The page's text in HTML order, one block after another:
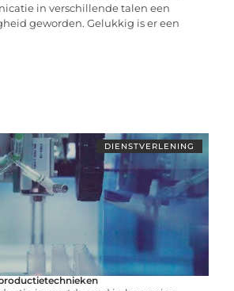
in verschillende talen een
geworden. Gelukkig is er een
DIENSTVERLENING